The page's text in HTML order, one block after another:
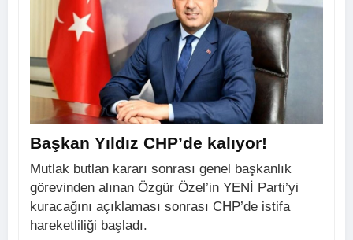
Başkan Yıldız CHP’de kalıyor!
Mutlak butlan kararı sonrası genel başkanlık
görevinden alınan Özgür Özel’in YENİ Parti’yi
kuracağını açıklaması sonrası CHP’de istifa
hareketliliği başladı.